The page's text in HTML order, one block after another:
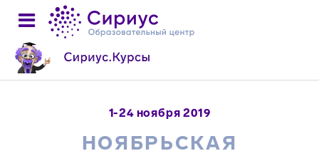
1-24 ноября 2019
НОЯБРЬСКАЯ